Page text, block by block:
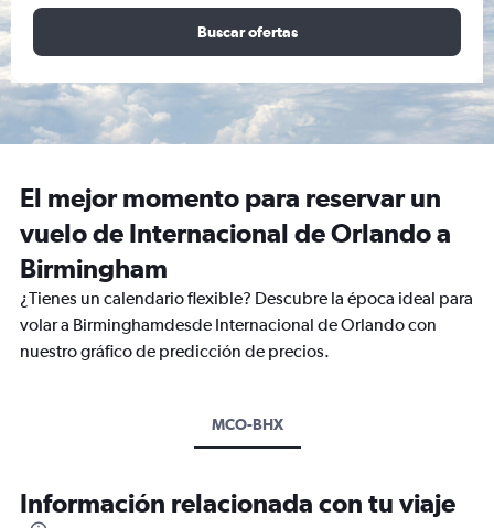
Buscar ofertas
El mejor momento para reservar un
vuelo de Internacional de Orlando a
Birmingham
¿Tienes un calendario flexible? Descubre la época ideal para
volar a Birminghamdesde Internacional de Orlando con
nuestro gráfico de predicción de precios.
MCO-BHX
Información relacionada con tu viaje